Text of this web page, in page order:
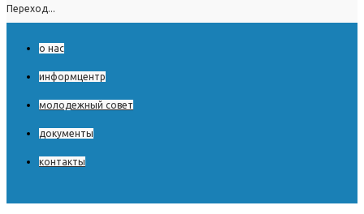
Переход...
о нас
информцентр
молодежный совет
документы
контакты